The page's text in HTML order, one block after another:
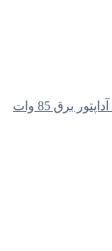
آداپتور برق 85 وات